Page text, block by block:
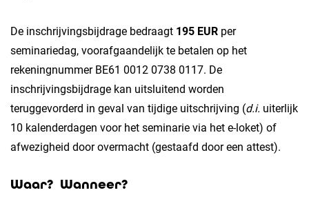
De inschrijvingsbijdrage bedraagt 195 EUR per
seminariedag, voorafgaandelijk te betalen op het
rekeningnummer BE61 0012 0738 0117. De
inschrijvingsbijdrage kan uitsluitend worden
teruggevorderd in geval van tijdige uitschrijving (d.i. uiterlijk
10 kalenderdagen voor het seminarie via het e-loket) of
afwezigheid door overmacht (gestaafd door een attest).
Waar? Wanneer?